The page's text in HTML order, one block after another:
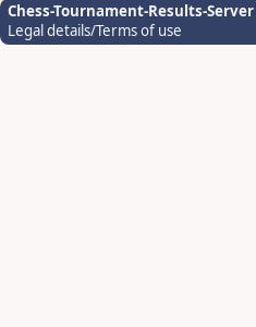
Chess-Tournament-Results-Server
Legal details/Terms of use